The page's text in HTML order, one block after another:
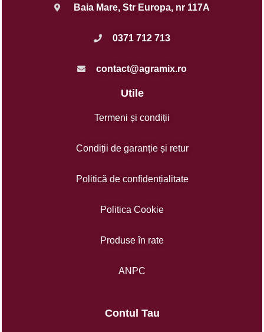
Baia Mare, Str Europa, nr 117A
0371 712 713
contact@agramix.ro
Utile
Termeni și condiții
Condiții de garanție și retur
Politică de confidențialitate
Politica Cookie
Produse în rate
ANPC
Contul Tau